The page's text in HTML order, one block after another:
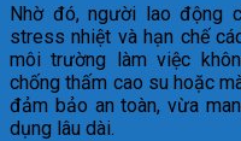
Nhờ đó, người lao động
stress nhiệt và hạn chế
môi trường làm việc
chống thấm cao su hoặc
đảm bảo an toàn, vừa
dụng lâu dài.